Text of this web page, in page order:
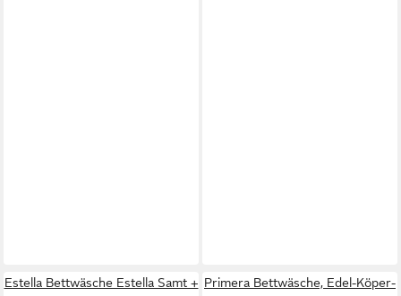
Estella Bettwäsche Estella Samt + Primera Bettwäsche, Edel-Köper-